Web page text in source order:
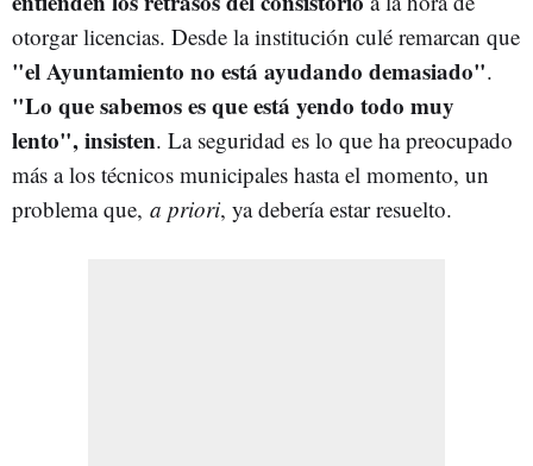
otorgar licencias. Desde la institución culé remarcan que
"el Ayuntamiento no está ayudando demasiado".
"Lo que sabemos es que está yendo todo muy
lento", insisten. La seguridad es lo que ha preocupado
más a los técnicos municipales hasta el momento, un
problema que, a priori, ya debería estar resuelto.